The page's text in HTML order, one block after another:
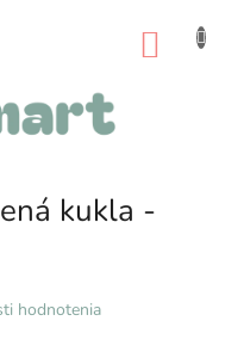
kukla -
hodnotenia